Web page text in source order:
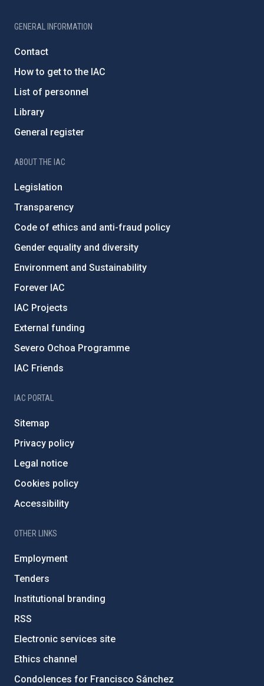
GENERAL INFORMATION
Contact
How to get to the IAC
List of personnel
Library
General register
ABOUT THE IAC
Legislation
Transparency
Code of ethics and anti-fraud policy
Gender equality and diversity
Environment and Sustainability
Forever IAC
IAC Projects
External funding
Severo Ochoa Programme
IAC Friends
IAC PORTAL
Sitemap
Privacy policy
Legal notice
Cookies policy
Accessibility
OTHER LINKS
Employment
Tenders
Institutional branding
RSS
Electronic services site
Ethics channel
Condolences for Francisco Sánchez